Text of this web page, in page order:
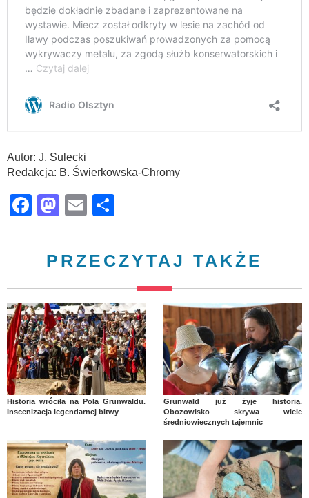
Autor: J. Sulecki
Redakcja: B. Świerkowska-Chromy
Facebook
Mastodon
Email
PRZECZYTAJ TAKŻE
Historia wróciła na Pola Grunwaldu.
Inscenizacja legendarnej bitwy
Grunwald już żyje historią.
Obozowisko skrywa wiele
średniowiecznych tajemnic